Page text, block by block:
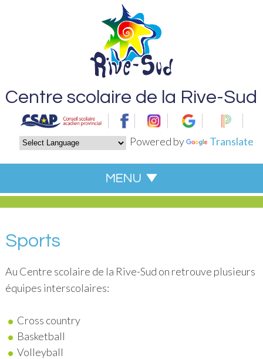
Powered by Translate
Centre scolaire de la Rive-Sud
Sports
Au Centre scolaire de la Rive-Sud on retrouve plusieurs
équipes interscolaires:
Cross country
Basketball
Volleyball